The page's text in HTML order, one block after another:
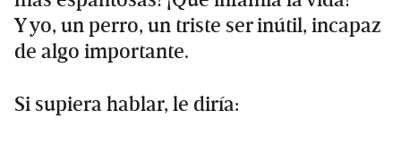
Y yo, un perro, un triste ser inútil, incapaz
de algo importante.
Si supiera hablar, le diría: